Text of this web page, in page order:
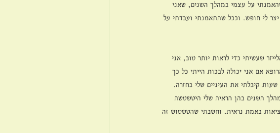
על עצמי במהלך השנים, שאני
לי חופש. וככל שהתאמנתי ועבדתי על
שעשיתי כדי לראות יותר טוב, אני
אם אני יכולה לבכות הייתי כל כך
קיבלתי את העיניים שלי בחזרה.
השנים בהן הראיה שלי היטשטשה
באמת נראית. וחשבתי שהטשטוש זה